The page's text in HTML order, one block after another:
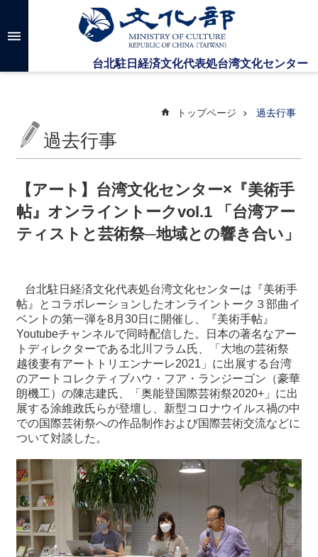
メインのコンテンツブロックにジャンプします
高
検
台
セ
ン
タ
い
て
最
新
情
報
と
申
込
過
去
行
事
トップページ 過去行事
過去行事
【アート】台湾文化センター×『美術手
帖』オンライントークvol.1 「台湾アー
ティストと芸術祭─地域との響き合い」
台北駐日経済文化代表処台湾文化センターは『美術手
帖』とコラボレーションしたオンライントーク３部曲イ
ベントの第一弾を8月30日に開催し、『美術手帖』
Youtubeチャンネルで同時配信した。日本の著名なアー
トディレクターである北川フラム氏、「大地の芸術祭
越後妻有アートトリエンナーレ2021」に出展する台湾
のアートコレクティブハウ・フア・ランジーゴン（豪華
朗機工）の陳志建氏、「奥能登国際芸術祭2020+」に出
展する涂維政氏らが登壇し、新型コロナウイルス禍の中
での国際芸術祭への作品制作および国際芸術交流などに
ついて対談した。